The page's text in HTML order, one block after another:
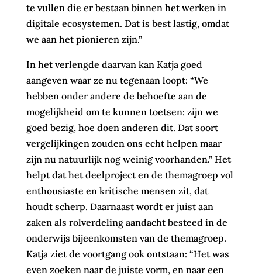
te vullen die er bestaan binnen het werken in
digitale ecosystemen. Dat is best lastig, omdat
we aan het pionieren zijn.”
In het verlengde daarvan kan Katja goed
aangeven waar ze nu tegenaan loopt: “We
hebben onder andere de behoefte aan de
mogelijkheid om te kunnen toetsen: zijn we
goed bezig, hoe doen anderen dit. Dat soort
vergelijkingen zouden ons echt helpen maar
zijn nu natuurlijk nog weinig voorhanden.” Het
helpt dat het deelproject en de themagroep vol
enthousiaste en kritische mensen zit, dat
houdt scherp. Daarnaast wordt er juist aan
zaken als rolverdeling aandacht besteed in de
onderwijs bijeenkomsten van de themagroep.
Katja ziet de voortgang ook ontstaan: “Het was
even zoeken naar de juiste vorm, en naar een